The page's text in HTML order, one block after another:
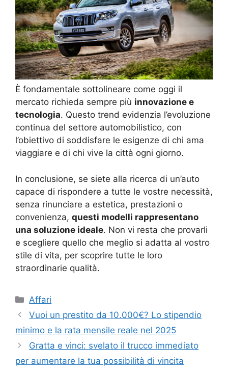
È fondamentale sottolineare come oggi il
mercato richieda sempre più innovazione e
tecnologia. Questo trend evidenzia l’evoluzione
continua del settore automobilistico, con
l’obiettivo di soddisfare le esigenze di chi ama
viaggiare e di chi vive la città ogni giorno.
In conclusione, se siete alla ricerca di un’auto
capace di rispondere a tutte le vostre necessità,
senza rinunciare a estetica, prestazioni o
convenienza, questi modelli rappresentano
una soluzione ideale. Non vi resta che provarli
e scegliere quello che meglio si adatta al vostro
stile di vita, per scoprire tutte le loro
straordinarie qualità.
Categorie
Affari
Vuoi un prestito da 10.000€? Lo stipendio
minimo e la rata mensile reale nel 2025
Gratta e vinci: svelato il trucco immediato
per aumentare la tua possibilità di vincita